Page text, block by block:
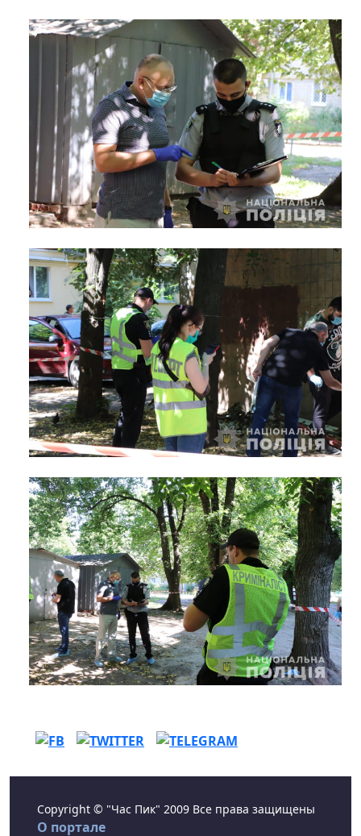
Copyright © "Час Пик" 2009 Все права защищены
О портале